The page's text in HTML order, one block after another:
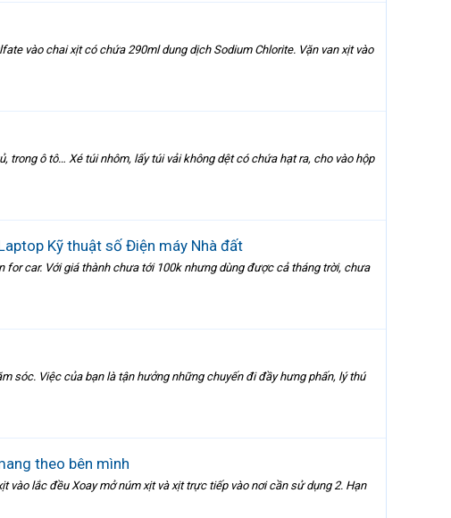
vào chai xịt có chứa 290ml dung dịch Sodium Chlorite. Vặn van xịt vào
trong ô tô… Xé túi nhôm, lấy túi vải không dệt có chứa hạt ra, cho vào hộp
Kỹ thuật số Điện máy Nhà đất
car. Với giá thành chưa tới 100k nhưng dùng được cả tháng trời, chưa
sóc. Việc của bạn là tận hưởng những chuyến đi đầy hưng phấn, lý thú
theo bên mình
vào lắc đều Xoay mở núm xịt và xịt trực tiếp vào nơi cần sử dụng 2. Hạn